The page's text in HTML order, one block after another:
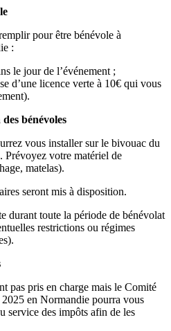
pour être bénévole à
:
le jour de l’événement ;
d’une licence verte à 10€ qui vous
bénévoles
vous installer sur le bivouac du
Prévoyez votre matériel de
matelas).
seront mis à disposition.
durant toute la période de bénévolat
restrictions ou régimes
pas pris en charge mais le Comité
en Normandie pourra vous
service des impôts afin de les